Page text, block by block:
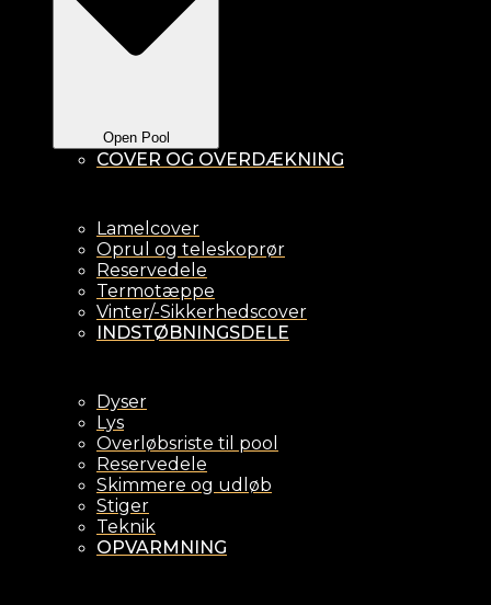
Open Pool
COVER OG OVERDÆKNING
Lamelcover
Oprul og teleskoprør
Reservedele
Termotæppe
Vinter/-Sikkerhedscover
INDSTØBNINGSDELE
Dyser
Lys
Overløbsriste til pool
Reservedele
Skimmere og udløb
Stiger
Teknik
OPVARMNING